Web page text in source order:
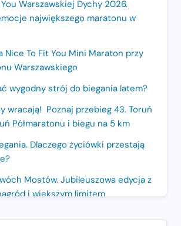
Warszawskiej Dychy 2026.
największego maratonu w
Nice To Fit You Mini Maraton przy
Warszawskiego
wygodny strój do biegania latem?
wracają! Poznaj przebieg 43. Toruń
Półmaratonu i biegu na 5 km
Dlaczego życiówki przestają
Mostów. Jubileuszowa edycja z
i większym limitem